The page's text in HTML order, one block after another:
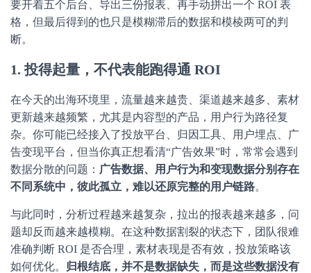
要开着五个后台、导出三份报表、再手动拼出一个 ROI 表
格，但最后得到的也只是模糊滞后的数据和模棱两可的判
断。
1. 投得起量，不代表能跑得通 ROI
在今天的出海环境里，流量越来越贵、渠道越来越多、素材
更新越来越频繁，尤其是内容型的产品，用户行为路径复
杂。你可能已经接入了投放平台、归因工具、用户埋点、广
告变现平台，但当你真正想看清“广告效果”时，常常会遇到
数据分散的问题： 广告数据、用户行为和变现数据分别存在
不同系统中，彼此孤立，难以还原完整的用户链路。
与此同时，分析过程越来越复杂，拉出的报表越来越多，问
题却反而越来越模糊。在这种数据割裂的状态下，团队很难
准确判断 ROI 是否合理，素材表现是否有效，投放策略该
如何优化。 归根结底，并不是数据缺失，而是这些数据没有